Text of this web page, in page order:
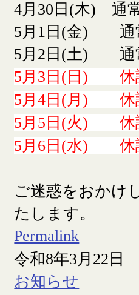
4月30日(木) 通
5月1日(金) 通
5月2日(土) 通
5月3日(日) 休
5月4日(月) 休
5月5日(火) 休
5月6日(水) 休
ご迷惑をおかけ
たします。
Permalink
令和8年3月22日
お知らせ